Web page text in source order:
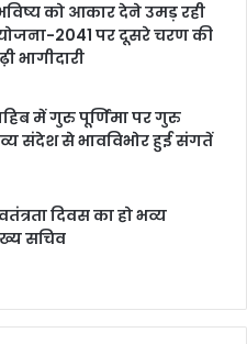
को आकार देने उमड़ रही
2041 पर दूसरे चरण की
भागीदारी
में गुरु पूर्णिमा पर गुरु
संदेश से भावविभोर हुई संगतें
दिवस का हो भव्य
सचिव